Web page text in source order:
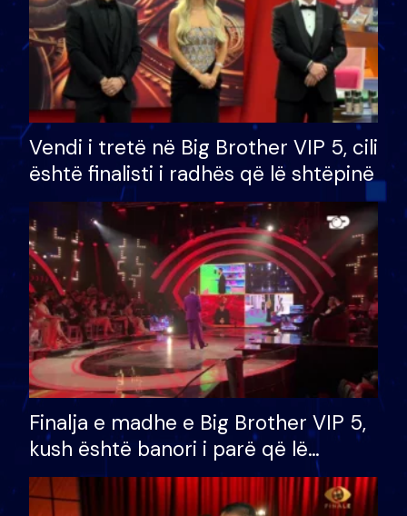
Vendi i tretë në Big Brother VIP 5, cili
është finalisti i radhës që lë shtëpinë
Finalja e madhe e Big Brother VIP 5,
kush është banori i parë që lë
shtëpinë dhe humb mundësinë për
të fituar çmimin e madh